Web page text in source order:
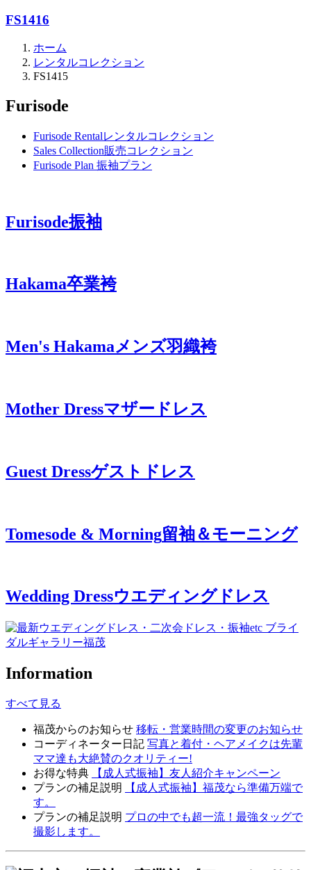
FS1416
ホーム
レンタルコレクション
FS1415
Furisode
Furisode Rentalレンタルコレクション
Sales Collection販売コレクション
Furisode Plan 振袖プラン
Furisode振袖
Hakama卒業袴
Men's Hakamaメンズ羽織袴
Mother Dressマザードレス
Guest Dressゲストドレス
Tomesode & Morning留袖＆モーニング
Wedding Dressウエディングドレス
Information
すべて見る
福茂からのお知らせ 移転・営業時間の変更のお知らせ
コーディネーター日記 写真と着付・ヘアメイクは先輩
ママ達も大絶賛のクオリティー!
お得な特典
【成人式振袖】友人紹介キャンペーン
プランの補足説明
【成人式振袖】福茂なら準備万端で
す。
プランの補足説明 プロの中でも超一流！最強タッグで
撮影します。